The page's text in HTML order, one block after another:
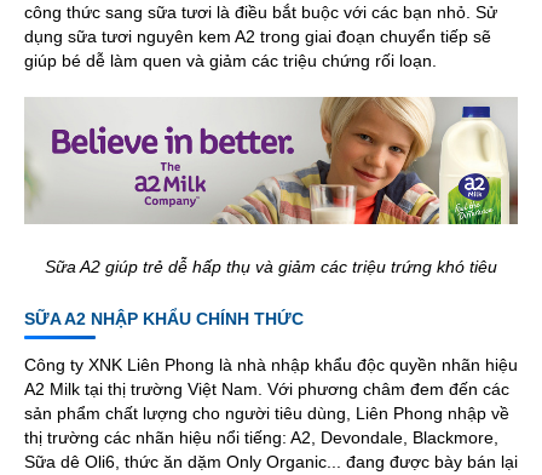
công thức sang sữa tươi là điều bắt buộc với các bạn nhỏ. Sử
dụng sữa tươi nguyên kem A2 trong giai đoạn chuyển tiếp sẽ
giúp bé dễ làm quen và giảm các triệu chứng rối loạn.
Sữa A2 giúp trẻ dễ hấp thụ và giảm các triệu trứng khó tiêu
SỮA A2 NHẬP KHẨU CHÍNH THỨC
Công ty XNK Liên Phong là nhà nhập khẩu độc quyền nhãn hiệu
A2 Milk tại thị trường Việt Nam. Với phương châm đem đến các
sản phẩm chất lượng cho người tiêu dùng, Liên Phong nhập về
thị trường các nhãn hiệu nổi tiếng: A2, Devondale, Blackmore,
Sữa dê Oli6, thức ăn dặm Only Organic... đang được bày bán lại